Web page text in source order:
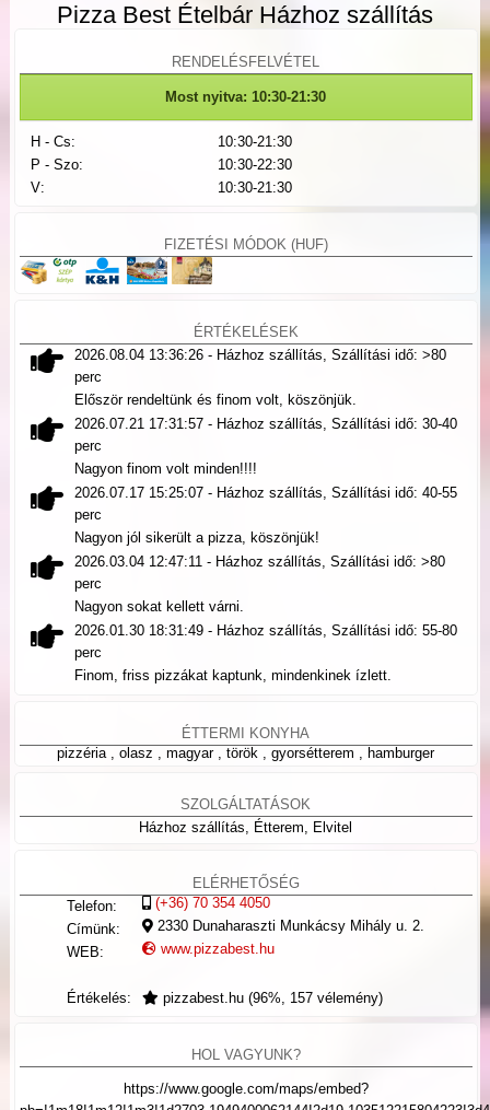
Pizza Best Ételbár Házhoz szállítás
RENDELÉSFELVÉTEL
Most nyitva: 10:30-21:30
H - Cs:
10:30-21:30
P - Szo:
10:30-22:30
V:
10:30-21:30
FIZETÉSI MÓDOK (HUF)
ÉRTÉKELÉSEK
2026.08.04 13:36:26 - Házhoz szállítás, Szállítási idő: >80
perc
Először rendeltünk és finom volt, köszönjük.
2026.07.21 17:31:57 - Házhoz szállítás, Szállítási idő: 30-40
perc
Nagyon finom volt minden!!!!
2026.07.17 15:25:07 - Házhoz szállítás, Szállítási idő: 40-55
perc
Nagyon jól sikerült a pizza, köszönjük!
2026.03.04 12:47:11 - Házhoz szállítás, Szállítási idő: >80
perc
Nagyon sokat kellett várni.
2026.01.30 18:31:49 - Házhoz szállítás, Szállítási idő: 55-80
perc
Finom, friss pizzákat kaptunk, mindenkinek ízlett.
ÉTTERMI KONYHA
pizzéria , olasz , magyar , török , gyorsétterem , hamburger
SZOLGÁLTATÁSOK
Házhoz szállítás, Étterem, Elvitel
ELÉRHETŐSÉG
Telefon:
(+36) 70 354 4050
Címünk:
2330 Dunaharaszti Munkácsy Mihály u. 2.
WEB:
www.pizzabest.hu
Értékelés: pizzabest.hu (96%, 157 vélemény)
HOL VAGYUNK?
https://www.google.com/maps/embed?